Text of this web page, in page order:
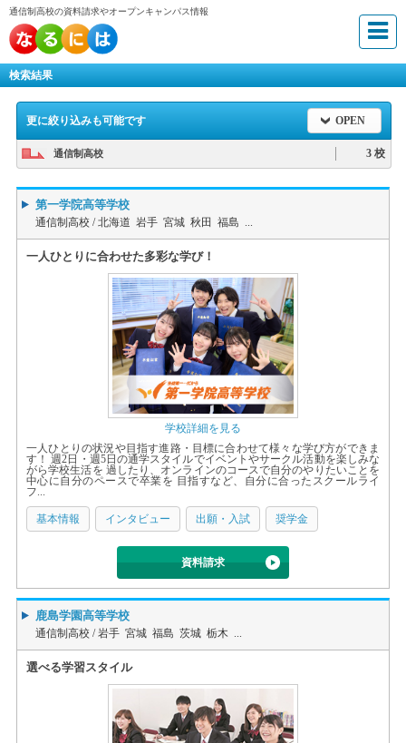
通信制高校の資料請求やオープンキャンパス情報
検索結果
更に絞り込みも可能です OPEN
通信制高校 3 校
第一学院高等学校
通信制高校 /北海道 岩手 宮城 秋田 福島 ...
一人ひとりに合わせた多彩な学び！
学校詳細を見る
一人ひとりの状況や目指す進路・目標に合わせて様々な学び方ができま
す！ 週2日・週5日の通学スタイルでイベントやサークル活動を楽しみな
がら学校生活を 過したり、オンラインのコースで自分のやりたいことを
中心に自分のペースで卒業を 目指すなど、自分に合ったスクールライ
フ...
基本情報 インタビュー 出願・入試 奨学金
資料請求
鹿島学園高等学校
通信制高校 /岩手 宮城 福島 茨城 栃木 ...
選べる学習スタイル